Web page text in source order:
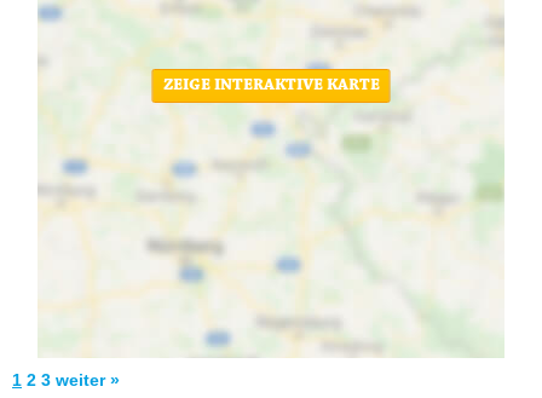
ZEIGE INTERAKTIVE KARTE
1 2 3 weiter »